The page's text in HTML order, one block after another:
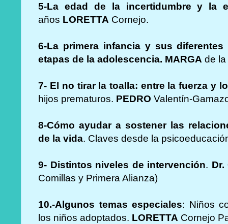
5-La edad de la incertidumbre y la
años LORETTA Cornejo.
6-La primera infancia y sus
etapas de la adolescencia. MARGAde la
7- El no tirar la toalla: entre la fuerza y
hijos prematuros. PEDROValentín-
8-Cómo ayudar a sostener las
de la vida. Claves desde la
9- Distintos niveles de intervención. Dr.
Comillas y Primera Alianza)
10.-Algunos temas especiales: Niños
los niños adoptados. LORETTA Cornejo